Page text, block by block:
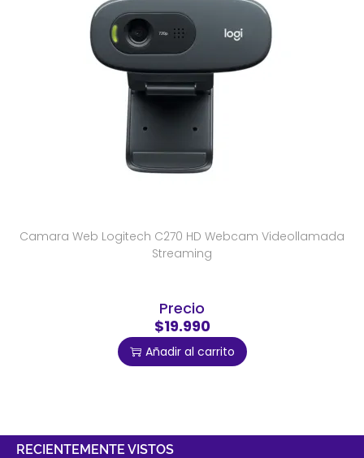
Camara Web Logitech C270 HD Webcam Videollamada
Streaming
Precio
$19.990
Añadir al carrito
RECIENTEMENTE VISTOS